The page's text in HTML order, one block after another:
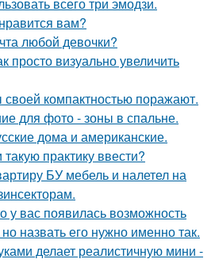
вам?
любой девочки?
просто визуально увеличить
своей компактностью поражают.
для фото - зоны в спальне.
дома и американские.
практику ввести?
БУ мебель и налетел на
у вас появилась возможность
назвать его нужно именно так.
делает реалистичную мини -